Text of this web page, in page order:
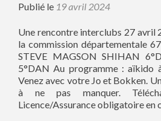
Publié le 19 avril 2024
Une rencontre interclubs 27 avril
la commission départementale
STEVE MAGSON SHIHAN
5°DAN Au programme : aïkido
Venez avec votre Jo et Bokken.
à ne pas manquer.
Licence/Assurance obligatoire en